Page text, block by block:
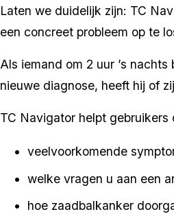
Laten we duidelijk zijn: TC
een concreet probleem op te
Als iemand om 2 uur ’s
nieuwe diagnose, heeft hij of
TC Navigator helpt
veelvoorkomende
welke vragen u aan een
hoe zaadbalkanker